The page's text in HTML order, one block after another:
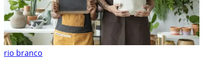
rio branco